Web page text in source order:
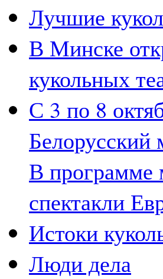
Лучшие
В Минске
кукольных
С 3 по 8
Белорусский
В программе
спектакли
Истоки
Люди дела